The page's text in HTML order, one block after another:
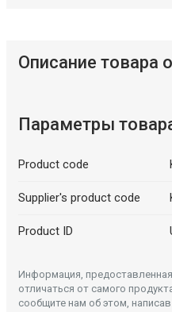
Описание товара
Параметры
Product code
Supplier's product code
Product ID
Информация,
отличаться от самого
сообщите нам об этом,